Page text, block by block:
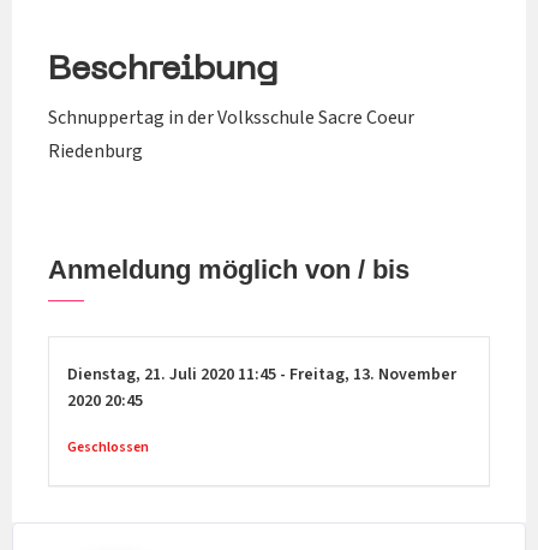
Beschreibung
Schnuppertag in der Volksschule Sacre Coeur
Riedenburg
Anmeldung möglich von / bis
Dienstag, 21. Juli 2020 11:45 - Freitag, 13. November
2020 20:45
Geschlossen